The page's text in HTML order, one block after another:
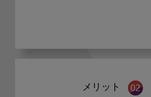
メリット